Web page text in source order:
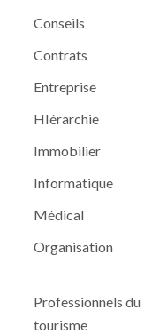
Conseils
Contrats
Entreprise
HIérarchie
Immobilier
Informatique
Médical
Organisation
Professionnels du
tourisme